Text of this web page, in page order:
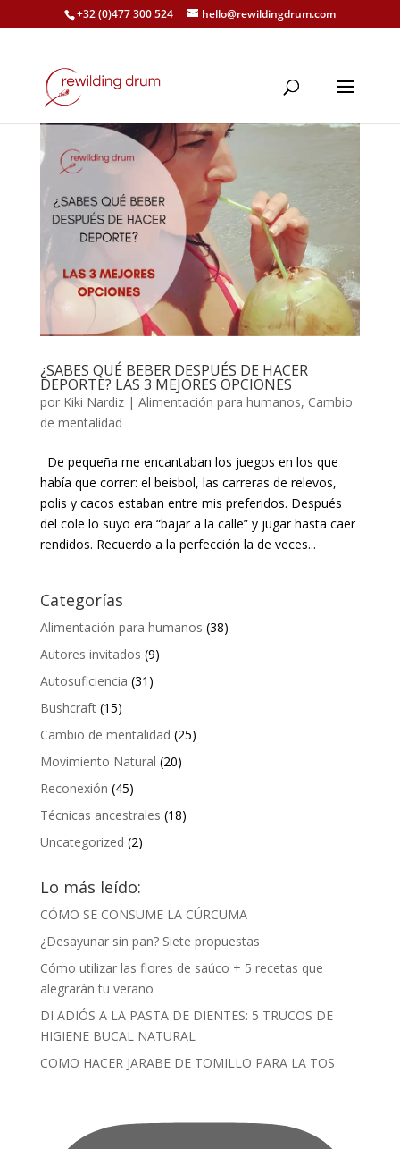
+32 (0)477 300 524 hello@rewildingdrum.com
¿SABES QUÉ BEBER DESPUÉS DE HACER
DEPORTE? LAS 3 MEJORES OPCIONES
por Kiki Nardiz| Alimentación para humanos, Cambio
de mentalidad
De pequeña me encantaban los juegos en los que
había que correr: el beisbol, las carreras de relevos,
polis y cacos estaban entre mis preferidos. Después
del cole lo suyo era “bajar a la calle” y jugar hasta caer
rendidos. Recuerdo a la perfección la de veces...
Categorías
Alimentación para humanos (38)
Autores invitados (9)
Autosuficiencia (31)
Bushcraft(15)
Cambio de mentalidad (25)
Movimiento Natural (20)
Reconexión (45)
Técnicas ancestrales (18)
Uncategorized (2)
Lo más leído:
CÓMO SE CONSUME LA CÚRCUMA
¿Desayunar sin pan? Siete propuestas
Cómo utilizar las flores de saúco + 5 recetas que
alegrarán tu verano
DI ADIÓS A LA PASTA DE DIENTES: 5 TRUCOS DE
HIGIENE BUCAL NATURAL
COMO HACER JARABE DE TOMILLO PARA LA TOS